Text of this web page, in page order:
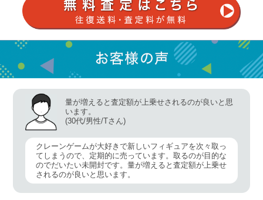
量が増えると査定額が上乗せされるのが良いと思
います。
(30代/男性/Tさん)
クレーンゲームが大好きで新しいフィギュアを次々取っ
てしまうので、定期的に売っています。取るのが目的な
のでだいたい未開封です。量が増えると査定額が上乗せ
されるのが良いと思います。